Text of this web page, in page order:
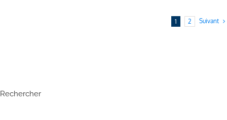
1 2 Suivant
Rechercher